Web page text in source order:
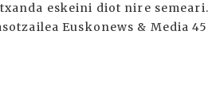
eskeini diot nire
Euskonews & Media